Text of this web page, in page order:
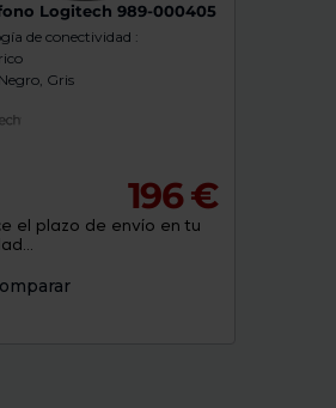
Logitech 989-000405
de conectividad :
Gris
196 €
el plazo de envío en tu